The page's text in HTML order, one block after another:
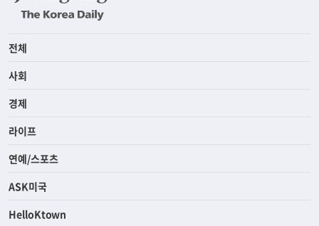
전체
사회
경제
라이프
연예/스포츠
ASK미국
HelloKtown